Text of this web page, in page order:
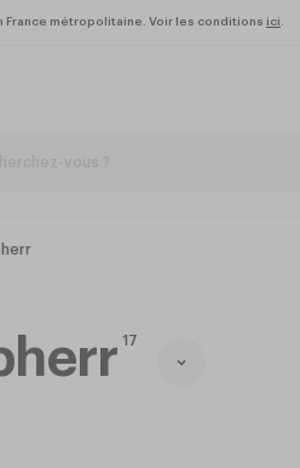
France métropolitaine. Voir les conditions ici .
17